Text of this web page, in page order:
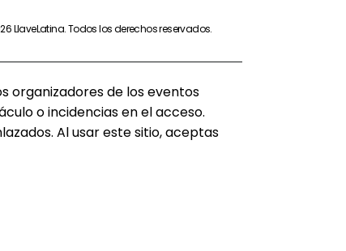
LlaveLatina. Todos los derechos reservados.
organizadores de los eventos
o incidencias en el acceso.
Al usar este sitio, aceptas